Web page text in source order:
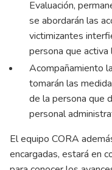
Evaluación,
se abordarán las
victimizantes
persona que activa
Acompañamiento
tomarán las
de la persona que
personal
El equipo CORA
encargadas, estará en